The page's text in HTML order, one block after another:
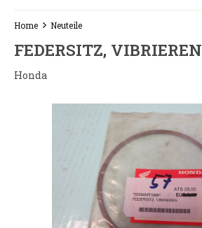
Home Neuteile
FEDERSITZ, VIBRIEREN
Honda